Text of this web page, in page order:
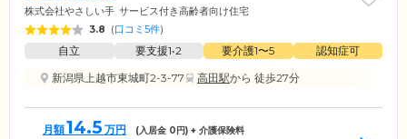
株式会社やさしい手 サービス付き高齢者向け住宅
3.8 (口コミ5件)
自立 要支援1•2 要介護1〜5
認知症可
新潟県上越市東城町2-3-77
高田駅から 徒歩27分
月額14.5 万円 (入居金 0円) + 介護保険料